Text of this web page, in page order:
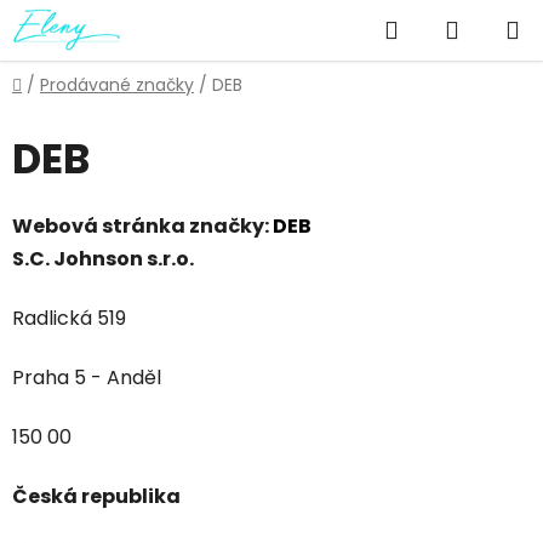
Přejít
na
obsah
Hledat
KOŠÍK
Domů
/ Prodávané značky / DEB
DEB
Webová stránka značky:DEB
S.C. Johnson s.r.o.
Radlická 519
Praha 5 - Anděl
150 00
Česká republika